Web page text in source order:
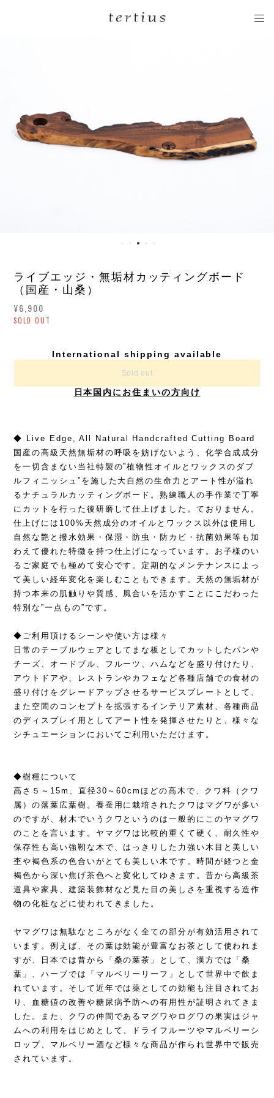
ライブエッジ・無垢材カッティングボード
（国産・山桑）
¥6,900
SOLD OUT
International shipping available
Sold out
日本国内にお住まいの方向け
◆ Live Edge, All Natural Handcrafted Cutting Board
国産の高級天然無垢材の呼吸を妨げないよう、化学合成成分
を一切含まない当社特製の”植物性オイルとワックスのダブ
ルフィニッシュ”を施した大自然の生命力とアート性が溢れ
るナチュラルカッティングボード。熟練職人の手作業で丁寧
にカットを行った後研磨して仕上げました。ておりません。
仕上げには100%天然成分のオイルとワックス以外は使用し
自然な艶と撥水効果・保湿・防虫・防カビ・抗菌効果等も加
わえて優れた特徴を持つ仕上げになっています。お子様のい
るご家庭でも極めて安心です。定期的なメンテナンスによっ
て美しい経年変化を楽しむこともできます。天然の無垢材が
持つ本来の肌触りや質感、風合いを活かすことにこだわった
特別な”一点もの”です。
◆ご利用頂けるシーンや使い方は様々
日常のテーブルウェアとしてまな板としてカットしたパンや
チーズ、オードブル、フルーツ、ハムなどを盛り付けたり、
アウトドアや、レストランやカフェなど各種店舗での食材の
盛り付けをグレードアップさせるサービスプレートとして、
また空間のコンセプトを拡張するインテリア素材、各種商品
のディスプレイ用としてアート性を発揮させたりと、様々な
シチュエーションにおいてご利用いただけます。
◆樹種について
高さ５～15m、直径30～60cmほどの高木で、クワ科（クワ
属）の落葉広葉樹。養蚕用に栽培されたクワはマグワが多い
のですが、材木でいうクワというのは一般的にこのヤマグワ
のことを言います。ヤマグワは比較的重くて硬く、耐久性や
保存性も高い強靭な木で、はっきりした力強い木目と美しい
杢や褐色系の色合いがとても美しい木です。時間が経つと金
褐色から深い焦げ茶色へと変化してゆきます。昔から高級茶
道具や家具、建築装飾材など見た目の美しさを重視する造作
物の化粧などに使われてきました。
ヤマグワは無駄なところがなく全ての部分が有効活用されて
います。例えば、その葉は効能が豊富なお茶として使われま
すが、日本では昔から「桑の葉茶」として、漢方では「桑
葉」、ハーブでは「マルベリーリーフ」として世界中で飲ま
れています。そして近年では薬としての効能も注目されてお
り、血糖値の改善や糖尿病予防への有用性が証明されてきま
した。また、クワの仲間であるマグワやログワの果実はジャ
ムへの利用をはじめとして、ドライフルーツやマルベリーシ
ロップ、マルベリー酒など様々な商品が作られ世界中で販売
されています。